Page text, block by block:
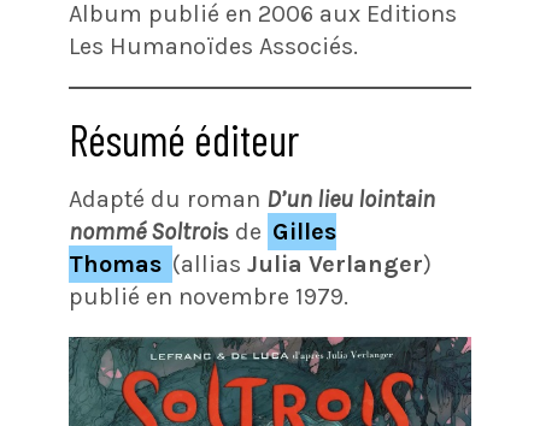
Album publié en 2006 aux Editions
Les Humanoïdes Associés.
Résumé éditeur
Adapté du roman D’un lieu lointain
nommé Soltroisde Gilles
Thomas (allias Julia Verlanger)
publié en novembre 1979.